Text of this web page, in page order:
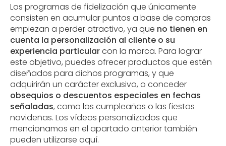
Los programas de fidelización que únicamente
consisten en acumular puntos a base de compras
empiezan a perder atractivo, ya que no tienen en
cuenta la personalización al cliente o su
experiencia particularcon la marca. Para lograr
este objetivo, puedes ofrecer productos que estén
diseñados para dichos programas, y que
adquirirán un carácter exclusivo, o conceder
obsequios o descuentos especiales en fechas
señaladas, como los cumpleaños o las fiestas
navideñas. Los vídeos personalizados que
mencionamos en el apartado anterior también
pueden utilizarse aquí.